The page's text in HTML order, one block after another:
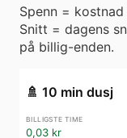
Spenn =
Snitt = dagens
på billig-enden.
🚿 10 min dusj
0,03 kr